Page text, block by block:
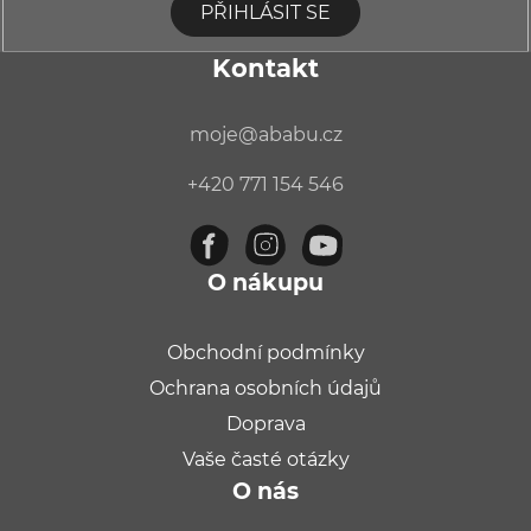
PŘIHLÁSIT SE
Kontakt
moje@ababu.cz
+420 771 154 546
O nákupu
Obchodní podmínky
Ochrana osobních údajů
Doprava
Vaše časté otázky
O nás